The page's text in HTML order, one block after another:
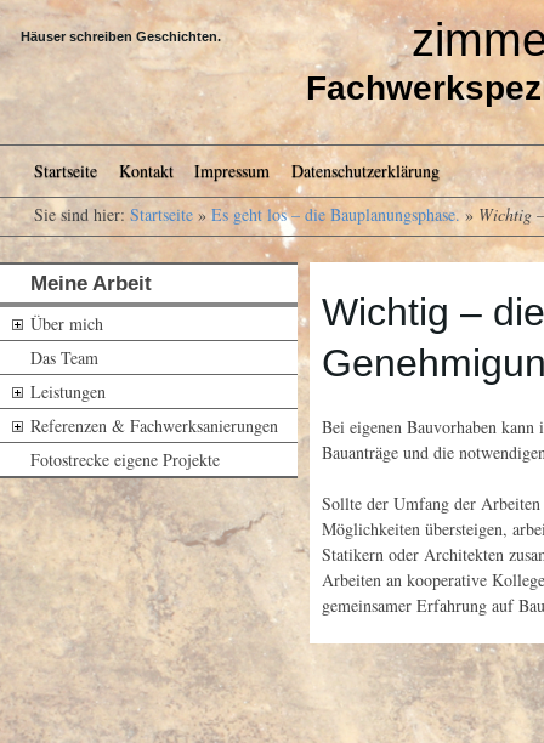
Häuser schreiben Geschichten.
Kopfmenü
Startseite Kontakt Impressum
Datenschutzerklärung
Sie sind hier: Startseite »Es geht los – die Bauplanungsphase. » Wichtig
Meine Arbeit
Über mich
Das Team
Leistungen
Referenzen & Fachwerksanierungen
Fotostrecke eigene Projekte
Wichtig –
Bei eigenen Bauvorhaben
Bauanträge und die
Sollte der Umfang der
Möglichkeiten übersteigen,
Statikern oder Architekten
Arbeiten an kooperative
gemeinsamer Erfahrung auf